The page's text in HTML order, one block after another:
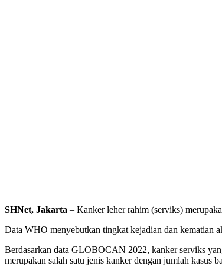
SHNet, Jakarta – Kanker leher rahim (serviks)
Data WHO menyebutkan tingkat kejadian dan kematian
Berdasarkan data GLOBOCAN 2022, kanker serviks
merupakan salah satu jenis kanker dengan jumlah kasus